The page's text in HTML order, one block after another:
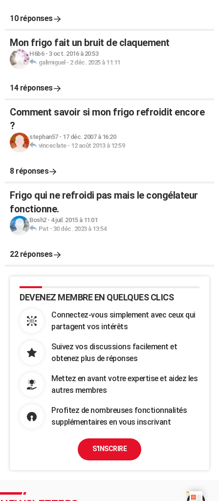
10 réponses
Mon frigo fait un bruit de claquement
H6b6- 3 oct. 2016 à 20:53
galimiguel - 2 déc. 2025 à 11:11
14 réponses
Comment savoir si mon frigo refroidit encore
?
stephan57- 17 déc. 2007 à 16:20
vinceclate- 12 août 2013 à 12:59
8 réponses
Frigo qui ne refroidi pas mais le congélateur
fonctionne.
Bosh2- 4 juil. 2015 à 11:01
Pat - 30 déc. 2023 à 13:54
22 réponses
DEVENEZ MEMBRE EN QUELQUES CLICS
Connectez-vous simplement avec ceux qui
partagent vos intérêts
Suivez vos discussions facilement et
obtenez plus de réponses
Mettez en avant votre expertise et aidez les
autres membres
Profitez de nombreuses fonctionnalités
supplémentaires en vous inscrivant
S'INSCRIRE